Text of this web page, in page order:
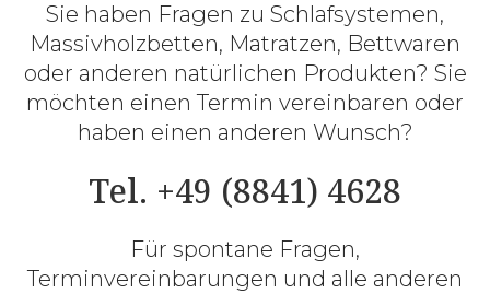
Sie haben Fragen zu Schlafsystemen,
Massivholzbetten, Matratzen, Bettwaren
oder anderen natürlichen Produkten? Sie
möchten einen Termin vereinbaren oder
haben einen anderen Wunsch?
Tel. +49 (8841) 4628
Für spontane Fragen,
Terminvereinbarungen und alle anderen